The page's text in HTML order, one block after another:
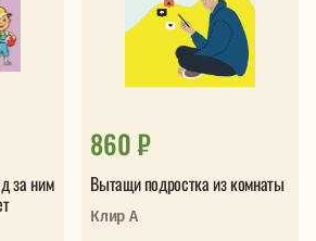
за ним
860 ₽
Вытащи подростка из комнаты
Клир А